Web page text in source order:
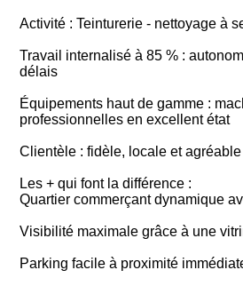
Activité : Teinturerie - nettoyage à
Travail internalisé à 85 % :
délais
Équipements haut de gamme :
professionnelles en excellent état
Clientèle : fidèle, locale et agréable
Les + qui font la différence :
Quartier commerçant dynamique
Visibilité maximale grâce à une
Parking facile à proximité